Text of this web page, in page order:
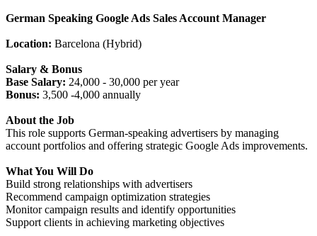
German Speaking Google Ads Sales Account Manager
Location: Barcelona (Hybrid)
Salary & Bonus
Base Salary: 24,000 - 30,000 per year
Bonus: 3,500 -4,000 annually
About the Job
This role supports German-speaking advertisers by managing
account portfolios and offering strategic Google Ads improvements.
What You Will Do
Build strong relationships with advertisers
Recommend campaign optimization strategies
Monitor campaign results and identify opportunities
Support clients in achieving marketing objectives